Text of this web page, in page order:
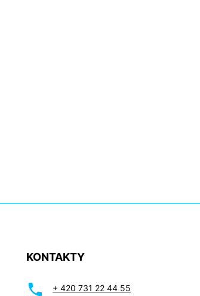
KONTAKTY
+ 420 731 22 44 55